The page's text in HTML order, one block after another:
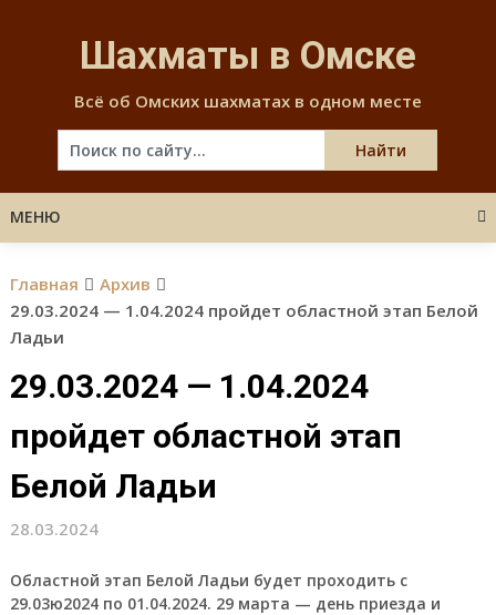
content
Шахматы в Омске
Всё об Омских шахматах в одном месте
МЕНЮ
Главная
Архив
29.03.2024 — 1.04.2024 пройдет областной этап Белой
Ладьи
29.03.2024 — 1.04.2024
пройдет областной этап
Белой Ладьи
28.03.2024
Областной этап Белой Ладьи будет проходить с
29.03ю2024 по 01.04.2024. 29 марта — день приезда и